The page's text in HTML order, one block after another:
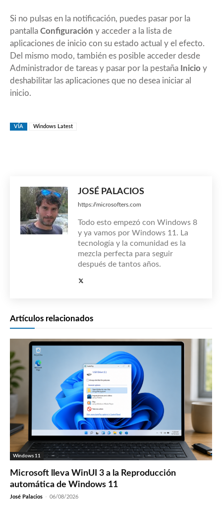
Si no pulsas en la notificación, puedes pasar por la
pantalla Configuración y acceder a la lista de
aplicaciones de inicio con su estado actual y el efecto.
Del mismo modo, también es posible acceder desde
Administrador de tareas y pasar por la pestaña Inicio y
deshabilitar las aplicaciones que no desea iniciar al
inicio.
VÍA Windows Latest
JOSÉ PALACIOS
https://microsofters.com
Todo esto empezó con Windows 8
y ya vamos por Windows 11. La
tecnología y la comunidad es la
mezcla perfecta para seguir
después de tantos años.
Artículos relacionados
Windows 11
Microsoft lleva WinUI 3 a la Reproducción
automática de Windows 11
José Palacios - 06/08/2026